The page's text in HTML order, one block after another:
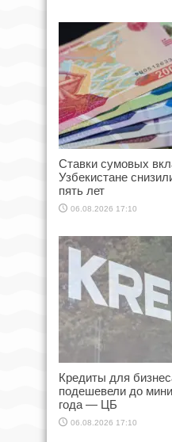
Ставки сумовых
Узбекистане
пять лет
06.08.2026 17:10
Кредиты для
подешевели до
года — ЦБ
06.08.2026 17:10